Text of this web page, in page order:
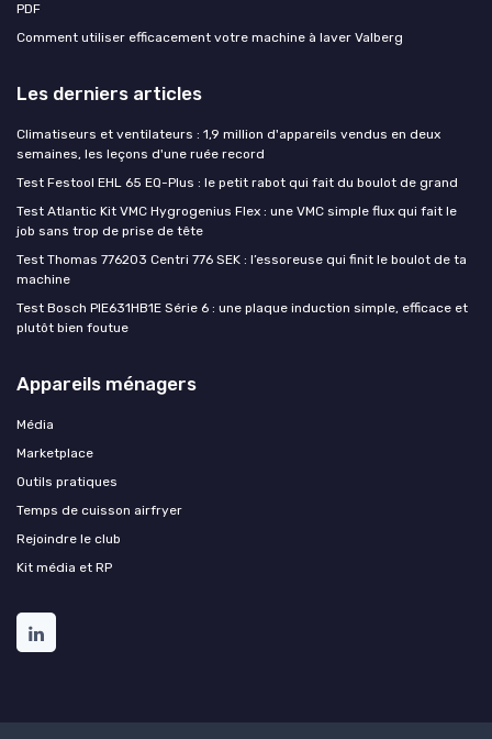
PDF
Comment utiliser efficacement votre machine à laver Valberg
Les derniers articles
Climatiseurs et ventilateurs : 1,9 million d'appareils vendus en deux
semaines, les leçons d'une ruée record
Test Festool EHL 65 EQ-Plus : le petit rabot qui fait du boulot de grand
Test Atlantic Kit VMC Hygrogenius Flex : une VMC simple flux qui fait le
job sans trop de prise de tête
Test Thomas 776203 Centri 776 SEK : l’essoreuse qui finit le boulot de ta
machine
Test Bosch PIE631HB1E Série 6 : une plaque induction simple, efficace et
plutôt bien foutue
Appareils ménagers
Média
Marketplace
Outils pratiques
Temps de cuisson airfryer
Rejoindre le club
Kit média et RP